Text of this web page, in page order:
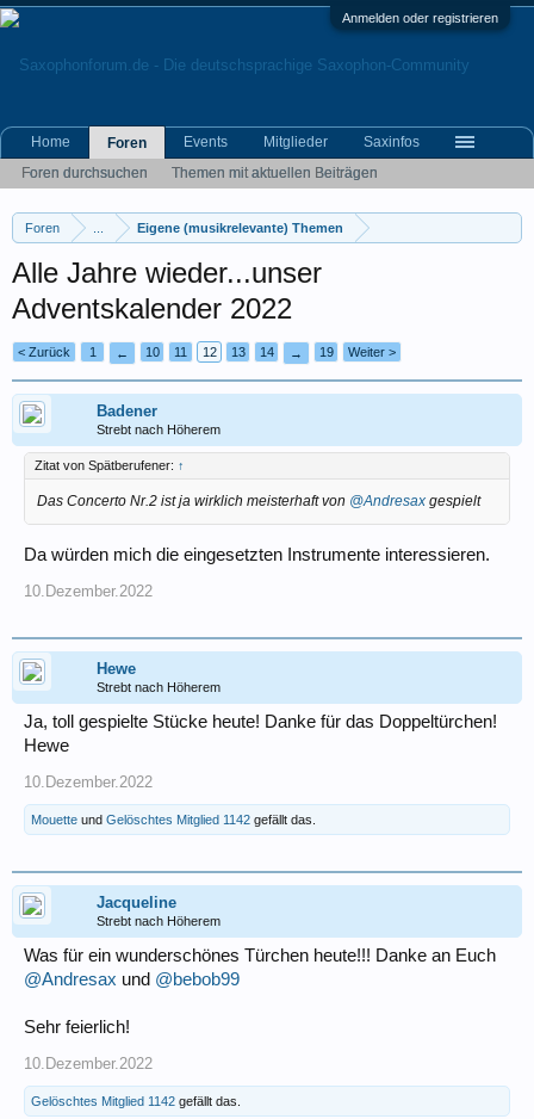
Anmelden oder registrieren
Foren Eigene (musikrelevante) Themen
Alle Jahre wieder...unser
Adventskalender 2022
< Zurück 1 ← 10 11 12 13 14 → 19 Weiter >
Badener
Strebt nach Höherem
Zitat von Spätberufener: ↑
Das Concerto Nr.2 ist ja wirklich meisterhaft von @Andresax gespielt
Da würden mich die eingesetzten Instrumente interessieren.
10.Dezember.2022
Hewe
Strebt nach Höherem
Ja, toll gespielte Stücke heute! Danke für das Doppeltürchen!
Hewe
10.Dezember.2022
Mouette und Gelöschtes Mitglied 1142 gefällt das.
Jacqueline
Strebt nach Höherem
Was für ein wunderschönes Türchen heute!!! Danke an Euch
@Andresax und @bebob99
Sehr feierlich!
10.Dezember.2022
Gelöschtes Mitglied 1142 gefällt das.
Home
Foren
Foren durchsuchen
Themen mit aktuellen Beiträgen
Events Mitglieder Saxinfos